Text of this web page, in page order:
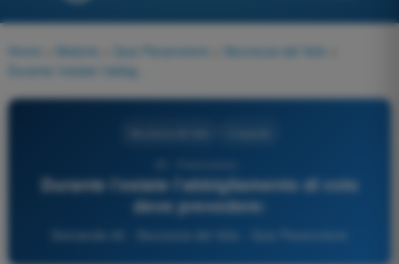
Home Materie Quiz Paramotore Sicurezza del Volo
Durante l’estate l’abbigliamento di volo
deve prevedere: